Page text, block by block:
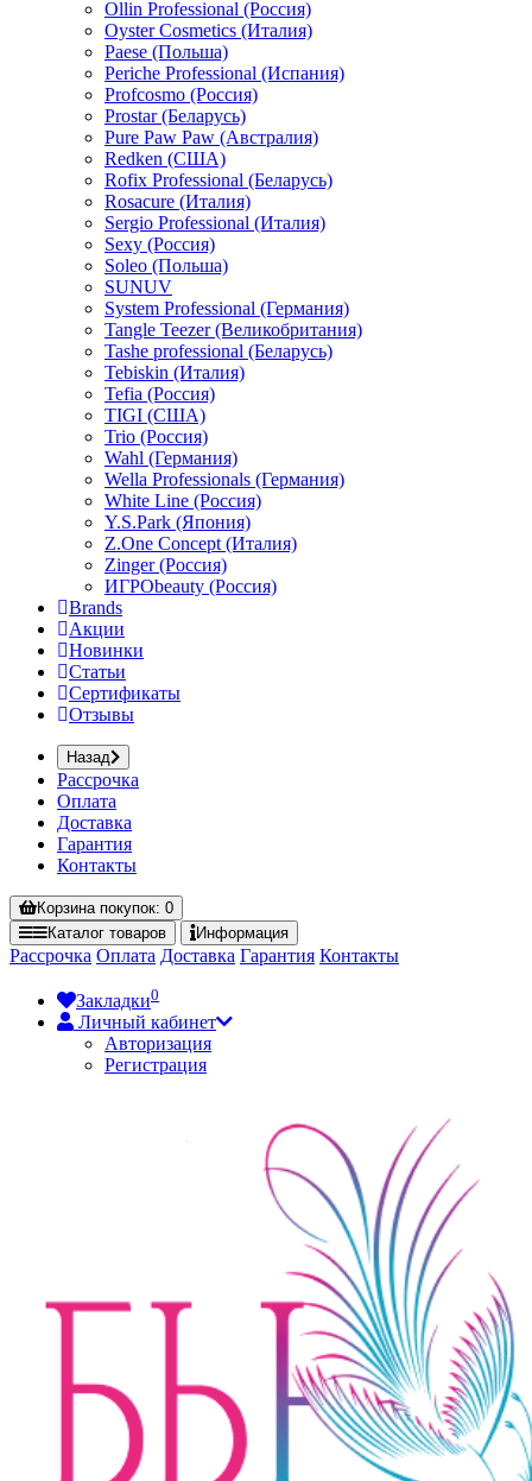
Ollin Professional (Россия)
Oyster Cosmetics (Италия)
Paese (Польша)
Periche Professional (Испания)
Profcosmo (Россия)
Prostar (Беларусь)
Pure Paw Paw (Австралия)
Redken (США)
Rofix Professional (Беларусь)
Rosacure (Италия)
Sergio Professional (Италия)
Sexy (Россия)
Soleo (Польша)
SUNUV
System Professional (Германия)
Tangle Teezer (Великобритания)
Tashe professional (Беларусь)
Tebiskin (Италия)
Tefia (Россия)
TIGI (США)
Trio (Россия)
Wahl (Германия)
Wella Professionals (Германия)
White Line (Россия)
Y.S.Park (Япония)
Z.One Concept (Италия)
Zinger (Россия)
ИГРОbeauty (Россия)
Brands
Акции
Новинки
Статьи
Сертификаты
Отзывы
Назад
Рассрочка
Оплата
Доставка
Гарантия
Контакты
Корзинапокупок: 0
Каталог товаров Информация
Рассрочка Оплата Доставка Гарантия Контакты
Закладки0
Личный кабинет
Авторизация
Регистрация